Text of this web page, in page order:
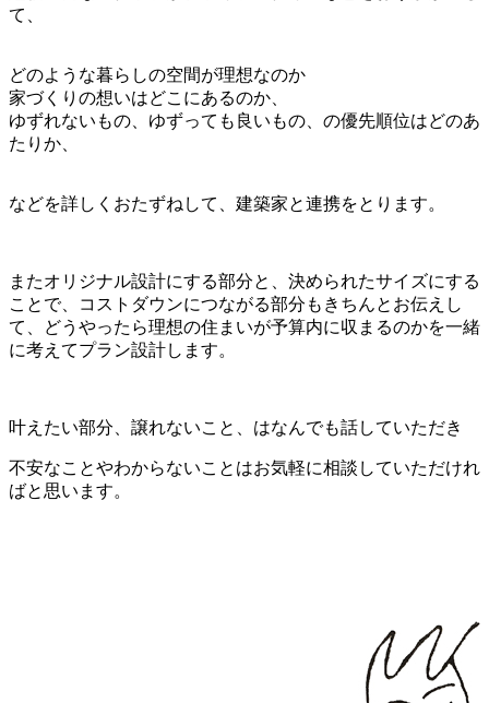
て、
どのような暮らしの空間が理想なのか
家づくりの想いはどこにあるのか、
ゆずれないもの、ゆずっても良いもの、の優先順位はどのあ
たりか、
などを詳しくおたずねして、建築家と連携をとります。
またオリジナル設計にする部分と、決められたサイズにする
ことで、コストダウンにつながる部分もきちんとお伝えし
て、どうやったら理想の住まいが予算内に収まるのかを一緒
に考えてプラン設計します。
叶えたい部分、譲れないこと、はなんでも話していただき
不安なことやわからないことはお気軽に相談していただけれ
ばと思います。